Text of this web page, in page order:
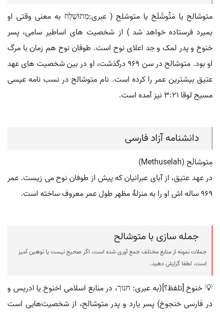
متوشالح یا مَتْوشَلَخ یا متوشلح ( عبری:מְתוּשֶׁלַח به معنی وقتی او
بمیرد فرستاده خواهد شد ) از شخصیت های اساطیر سامی، پسر
خنوخ و پدر لمک و جد اعلای نوح است. طوفان نوح هم زمان با مرگ
او بود. متوشالح در سن ۹۶۹ درگذشت، او در بین شخصیت های عهد
عتیق بیشترین عمر را کرده است. نام متوشالح در نسب نامه عیسی
مسیح لوقا ۳:۲۱ نیز آمده است.
دانشنامه آزاد فارسی
مِتوشالَح (Methuselah)
در عهد عتیق، از آبای عبرانیان که پیش از طوفان نوح می زیست. عمر
۹۶۹ ساله اش او را به منزلۀ مظهر طول عمر معروف ساخته است.
جمله سازی با متوشالح
جملات نمونه از منابع مختلف جمع آوری شده است، اگر صحیح نیست یا توهین آمیز
است، لطفا گزارش دهید.
💡 خنوخ [تلفظ؟](به عبری: חנוך، در منابع اسلامی اخنوخ یا ادریس و
در فارسی خنجوخ) پسر یارد و پدر متوشالح، از شخصیت‌هایی است